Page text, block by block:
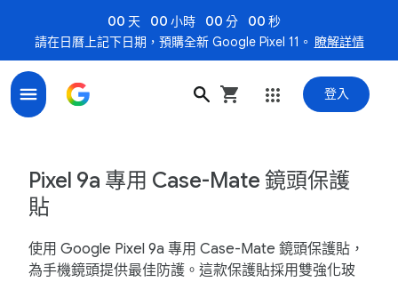
00 天 00 小時 00 分
00 秒
請在日曆上記下日期，預購全新 Google Pixel 11。 瞭解詳情
登入
Pixel 9a 專用 Case-Mate 鏡頭保護
貼
使用 Google Pixel 9a 專用 Case-Mate 鏡頭保護貼，
為手機鏡頭提供最佳防護。這款保護貼採用雙強化玻